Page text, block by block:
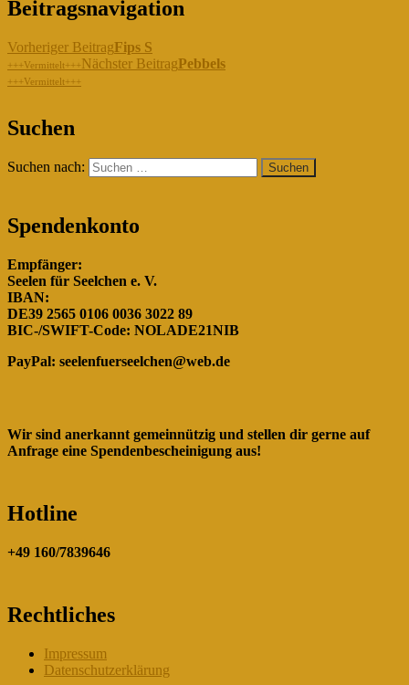
Beitragsnavigation
Vorheriger BeitragFips S
+++Vermittelt+++Nächster BeitragPebbels
+++Vermittelt+++
"Gemeinsam für die Hunde in
Rumänien!"
Suchen
Suchen nach:
Spendenkonto
Empfänger:
Seelen für Seelchen e. V.
IBAN:
DE39 2565 0106 0036 3022 89
BIC-/SWIFT-Code: NOLADE21NIB
PayPal: seelenfuerseelchen@web.de
Wir sind anerkannt gemeinnützig und stellen dir gerne auf
Anfrage eine Spendenbescheinigung aus!
Hotline
+49 160/7839646
Rechtliches
Impressum
Datenschutzerklärung